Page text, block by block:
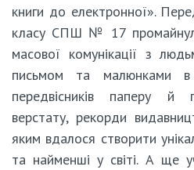
книги до електронної».
класу СПШ № 17
масової комунікації з
письмом та малюнками в
передвісників паперу й
верстату, рекорди
яким вдалося створити
та найменші у світі. А ще